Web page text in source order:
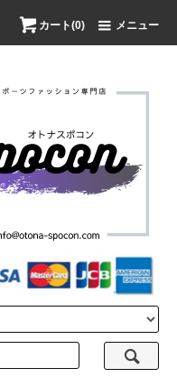
カート(0) メニュー